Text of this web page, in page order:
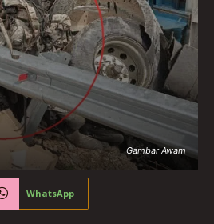
Gambar Awam
WhatsApp